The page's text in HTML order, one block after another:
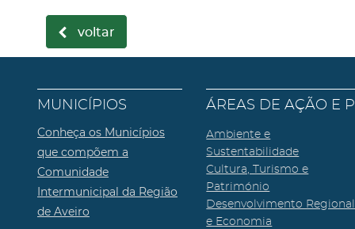
voltar
MUNICÍPIOS
Conheça os Municípios
que compõem a
Comunidade
Intermunicipal da Região
de Aveiro
ÁREAS DE AÇÃO E
Ambiente e
Sustentabilidade
Cultura, Turismo e
Património
Desenvolvimento Regional
e Economia